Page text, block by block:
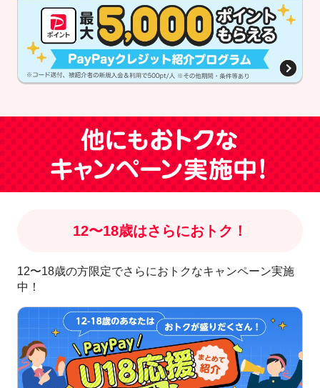
12〜18歳はさらにおトク！
12〜18歳の方限定でさらにおトクなキャンペーン実施
中！